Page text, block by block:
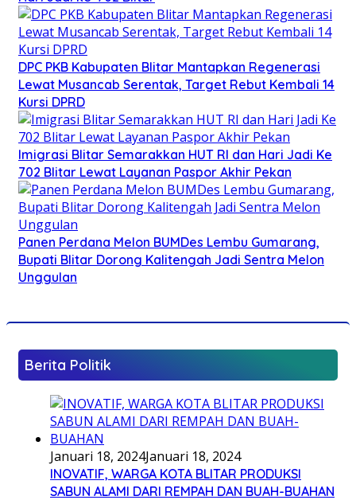
DPC PKB Kabupaten Blitar Mantapkan Regenerasi
Lewat Musancab Serentak, Target Rebut Kembali 14
Kursi DPRD
Imigrasi Blitar Semarakkan HUT RI dan Hari Jadi Ke
702 Blitar Lewat Layanan Paspor Akhir Pekan
Panen Perdana Melon BUMDes Lembu Gumarang,
Bupati Blitar Dorong Kalitengah Jadi Sentra Melon
Unggulan
Berita Politik
Januari 18, 2024Januari 18, 2024
INOVATIF, WARGA KOTA BLITAR PRODUKSI
SABUN ALAMI DARI REMPAH DAN BUAH-BUAHAN